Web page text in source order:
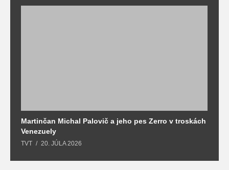
Martinčan Michal Palovič a jeho pes Zerro v troskách
Venezuely
TVT 20. JÚLA 2026